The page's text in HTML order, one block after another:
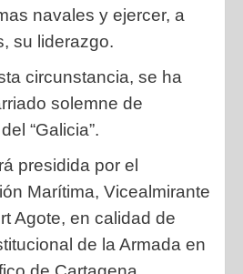
navales y ejercer, a
su liderazgo.
circunstancia, se ha
solemne de
“Galicia”.
presidida por el
Marítima, Vicealmirante
Agote, en calidad de
de la Armada en